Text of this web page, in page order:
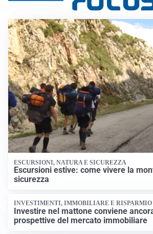
ESCURSIONI, NATURA E SICUREZZA
Escursioni estive: come vivere la
sicurezza
INVESTIMENTI, IMMOBILIARE E RISPARMIO
Investire nel mattone conviene
prospettive del mercato immobiliare